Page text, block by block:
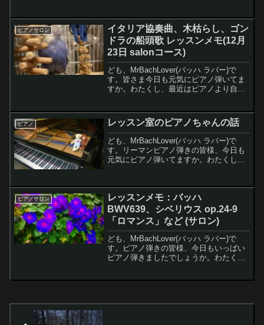
を書くことはとても大事だと実感してい
ます。...
ピアノサロン
イタリア協奏曲、木枯らし、ゴン
ドラの船頭歌 レッスンメモ(12月
23日 salonコース)
ども、MrBachLover(バッハ ラバー)で
す。皆さま今日も元気にピアノ弾いてま
すか。わたくし、最近はピアノより自転
も今日から冬休みなので、できれば12月
29日か...
ピアノ レッスン室のピアノちゃんの話
ども、MrBachLover(バッハ ラバー)で
す。リーマンピアノ弾きの皆様、今日も
元気にピアノ弾いてますか。わたくし今
だけ手応えがあって、ホントすごく良い
趣味だなー...
ピアノサロン
レッスンメモ：バッハ
BWV639、シベリウス op.24-9
「ロマンス」など (サロン)
ども、MrBachLover(バッハ ラバー)で
す。ピアノ弾きの皆様、今日もいっぱい
ピアノ弾きましたでしょうか。わたくし